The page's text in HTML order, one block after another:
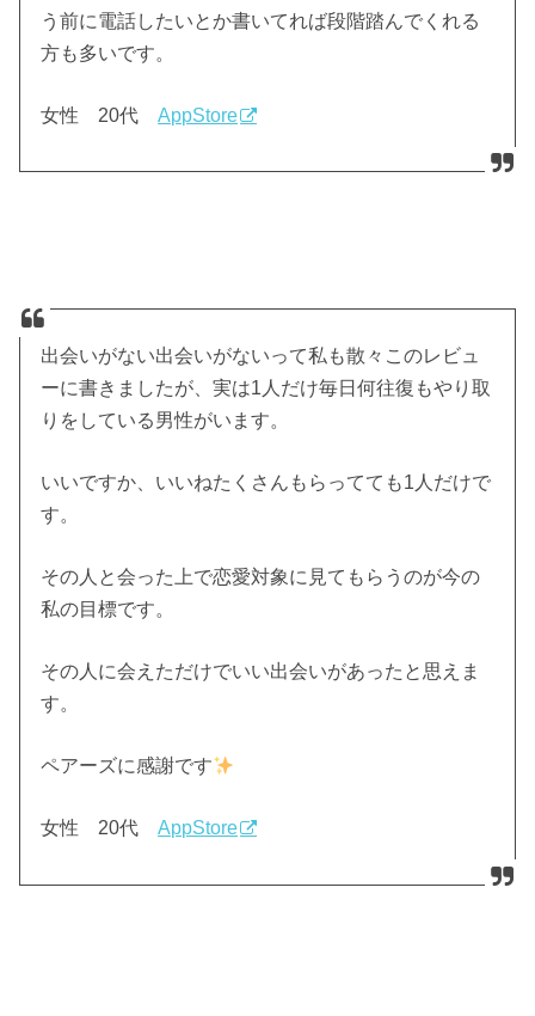
う前に電話したいとか書いてれば段階踏んでくれる
方も多いです。
女性 20代AppStore
出会いがない出会いがないって私も散々このレビュ
ーに書きましたが、実は1人だけ毎日何往復もやり取
りをしている男性がいます。
いいですか、いいねたくさんもらってても1人だけで
す。
その人と会った上で恋愛対象に見てもらうのが今の
私の目標です。
その人に会えただけでいい出会いがあったと思えま
す。
ペアーズに感謝です
女性 20代AppStore